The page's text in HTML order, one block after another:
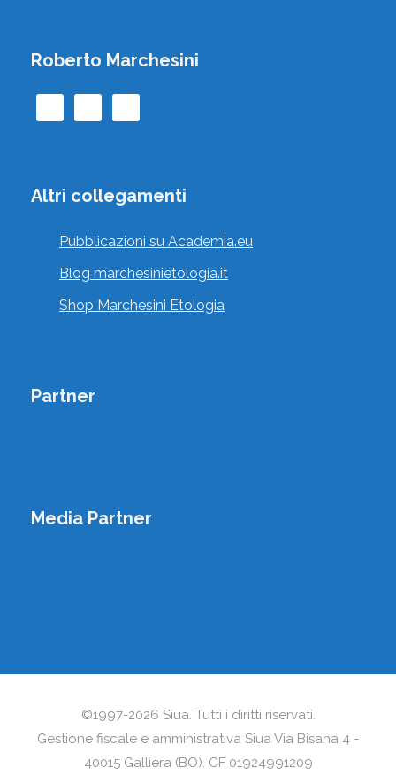
Roberto Marchesini
Altri collegamenti
Pubblicazioni su Academia.eu
Blog marchesinietologia.it
Shop Marchesini Etologia
Partner
Media Partner
©1997-2026 Siua. Tutti i diritti riservati.
Gestione fiscale e amministrativa Siua Via Bisana 4 -
40015 Galliera (BO). CF 01924991209